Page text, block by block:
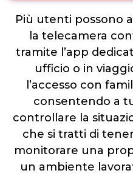
Più utenti possono
la telecamera
tramite l’app
ufficio o in
l’accesso con
consentendo a
controllare la
che si tratti di
monitorare una
un ambiente